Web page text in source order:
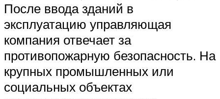
После ввода зданий в
эксплуатацию управляющая
компания отвечает за
противопожарную безопасность. На
крупных промышленных или
социальных объектах